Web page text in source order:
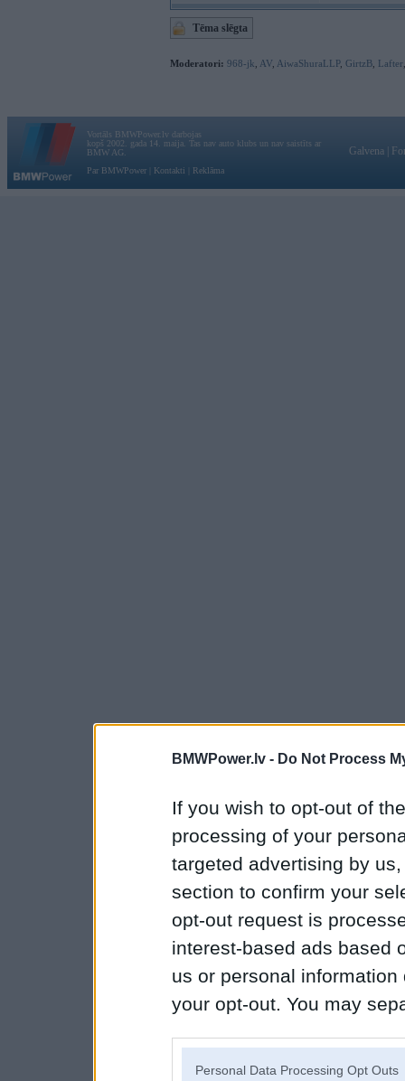
BMWPower.lv - Do Not Process
If you wish to opt-out of
processing of your
targeted advertising by
section to confirm your
opt-out request is
interest-based ads based
us or personal
your opt-out. You may
Personal Data Processing Opt Outs
Tēma slēgta
Moderatori: 968-jk AV AiwaShuraLLP, GirtzB Lafter
Vortāls BMWPower.lv darbojas
kopš 2002. gada 14. maija. Tas nav auto klubs un nav saistīts ar
BMW AG.
Par BMWPower
Kontakti Reklāma
Galvena